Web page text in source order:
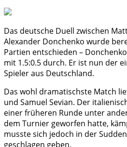
Das deutsche Duell zwischen
Alexander Donchenko wurde
Partien entschieden –
mit 1.5:0.5 durch. Er ist nun der
Spieler aus Deutschland.
Das wohl dramatischste Match
und Samuel Sevian. Der
einer früheren Runde unter
dem Turnier geworfen hatte,
musste sich jedoch in der
geschlagen geben.